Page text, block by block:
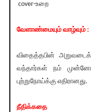
cover-உறை
வேளாண்மையும் வாழ்வும் :
விதைத்தபின்
வந்தார்கள் நம்
புற்றுநோய்க்கு எதிரானது.
நீதிக்கதை